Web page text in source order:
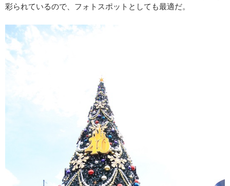
彩られているので、フォトスポットとしても最適だ。